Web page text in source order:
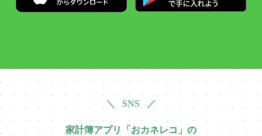
＼ SNS ／
家計簿アプリ「おカネレコ」の